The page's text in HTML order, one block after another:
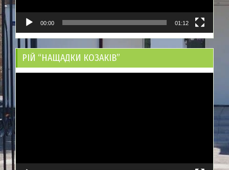
00:00 01:12
РІЙ “НАЩАДКИ КОЗАКІВ”